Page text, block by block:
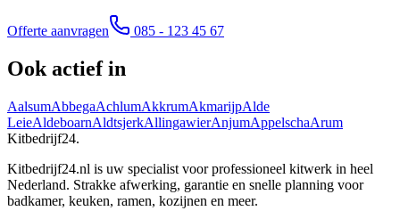
Offerte aanvragen 085 - 123 45 67
Ook actief in
AalsumAbbegaAchlumAkkrumAkmarijpAlde
LeieAldeboarnAldtsjerkAllingawierAnjumAppelschaArum
Kitbedrijf24.
Kitbedrijf24.nl is uw specialist voor professioneel kitwerk in heel
Nederland. Strakke afwerking, garantie en snelle planning voor
badkamer, keuken, ramen, kozijnen en meer.